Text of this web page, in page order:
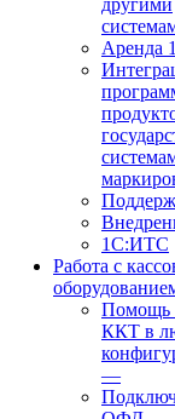
другими
Аренда
1С:ИТС
Работа с
Помощь
ККТ в
—